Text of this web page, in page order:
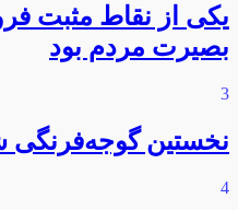
یکی از نقاط مثبت
بصیرت مردم بود
3
نخستین گوجه‌فرنگی
4